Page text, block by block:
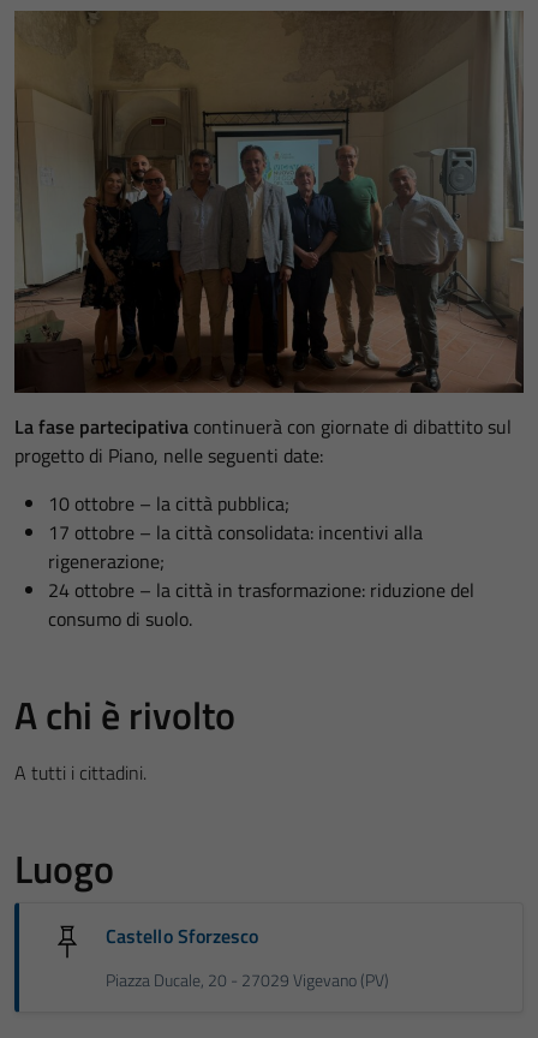
La fase partecipativa continuerà con giornate di dibattito sul
progetto di Piano, nelle seguenti date:
10 ottobre – la città pubblica;
17 ottobre – la città consolidata: incentivi alla
rigenerazione;
24 ottobre – la città in trasformazione: riduzione del
consumo di suolo.
A chi è rivolto
A tutti i cittadini.
Luogo
Castello Sforzesco
Piazza Ducale, 20 - 27029 Vigevano (PV)